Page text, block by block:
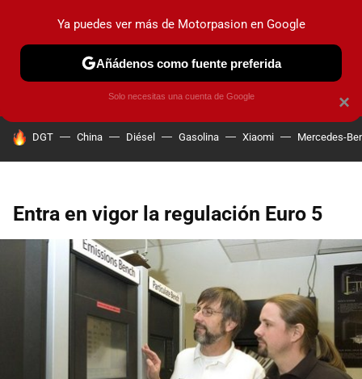
PRUEBAS COCHES ELÉCTRICOS OBSERVATORIO
HOY SE HABLA DE
DGT China Diésel Gasolina Xiaomi Mercedes-
Entra en vigor la regulación Euro 5
×
Ya puedes ver más de Motorpasion en Google
Añádenos como fuente preferida
Solo necesitas una cuenta de Google